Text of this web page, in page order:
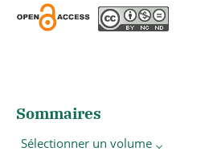
Sommaires
Sélectionner un volume